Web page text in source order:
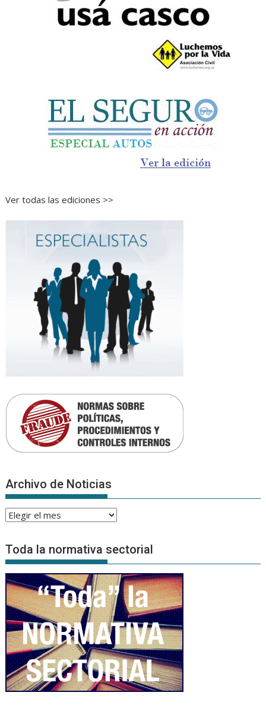
Ver todas las ediciones >>
Archivo de Noticias
Archivo
Noticias
Toda la normativa sectorial